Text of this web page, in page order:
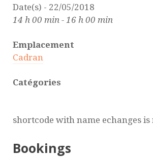
Date(s) - 22/05/2018
14 h 00 min - 16 h 00 min
Emplacement
Cadran
Catégories
shortcode with name echanges is
Bookings